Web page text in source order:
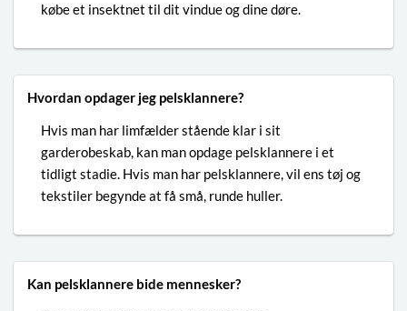
købe et insektnet til dit vindue og dine døre.
Hvordan opdager jeg pelsklannere?
Hvis man har limfælder stående klar i sit
garderobeskab, kan man opdage pelsklannere i et
tidligt stadie. Hvis man har pelsklannere, vil ens tøj og
tekstiler begynde at få små, runde huller.
Kan pelsklannere bide mennesker?